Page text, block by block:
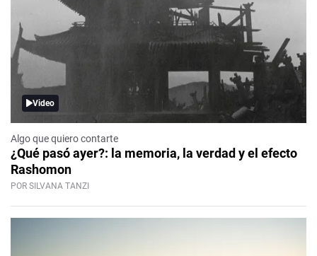
Video
Algo que quiero contarte
¿Qué pasó ayer?: la memoria, la verdad y el efecto
Rashomon
POR SILVANA TANZI